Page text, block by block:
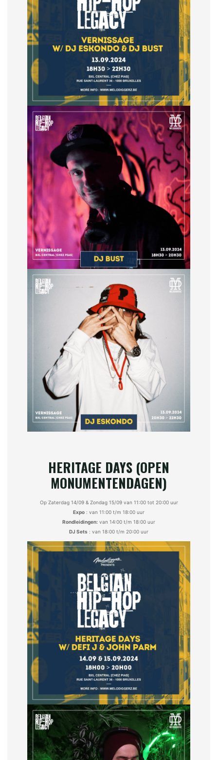
HERITAGE DAYS (OPEN
MONUMENTENDAGEN)
Op Zaterdag 14/09 & Zondag 15/09 van 11:00 tot 20:00 uur
Expo : van 11:00 t/m 18:00 uur
Rondleidingen: van 14:00 t/m 18:00 uur
DJ Sets : van 18:00 t/m 20:00 uur